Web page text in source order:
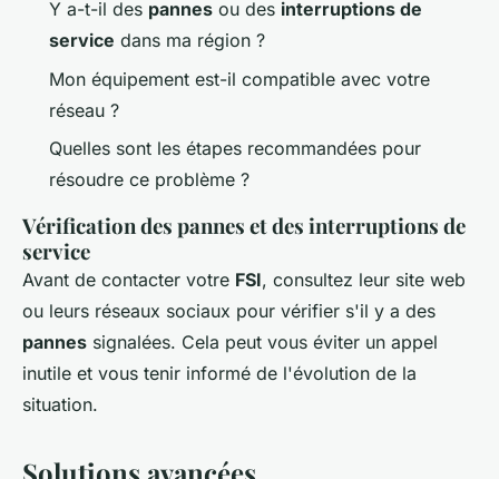
Y a-t-il des pannes ou des interruptions de
service dans ma région ?
Mon équipement est-il compatible avec votre
réseau ?
Quelles sont les étapes recommandées pour
résoudre ce problème ?
Vérification des pannes et des interruptions de
service
Avant de contacter votre FSI, consultez leur site web
ou leurs réseaux sociaux pour vérifier s'il y a des
pannes signalées. Cela peut vous éviter un appel
inutile et vous tenir informé de l'évolution de la
situation.